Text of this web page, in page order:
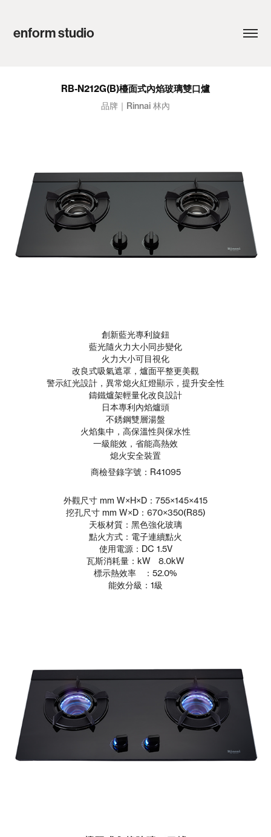
enform studio
RB-N212G(B)檯面式內焰玻璃雙口爐
品牌｜Rinnai 林內
創新藍光專利旋鈕
藍光隨火力大小同步變化
火力大小可目視化
改良式吸氣遮罩，爐面平整更美觀
警示紅光設計，異常熄火紅燈顯示，提升安全性
鑄鐵爐架輕量化改良設計
日本專利內焰爐頭
不銹鋼雙層湯盤
火焰集中，高保溫性與保水性
一級能效，省能高熱效
熄火安全裝置
商檢登錄字號：R41095
外觀尺寸 mm W×H×D：755×145×415
挖孔尺寸 mm W×D：670×350(R85)
天板材質：黑色強化玻璃
點火方式：電子連續點火
使用電源：DC 1.5V
瓦斯消耗量：kW 8.0kW
標示熱效率 ：52.0%
能效分級：1級